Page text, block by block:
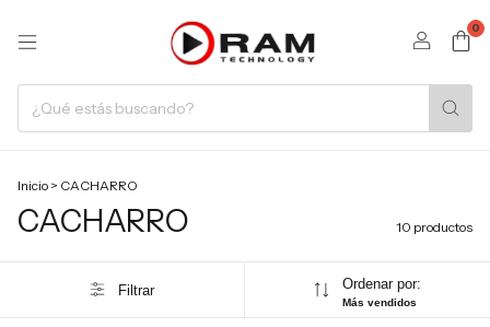
0
Inicio > CACHARRO
CACHARRO 10 productos
Filtrar Ordenar por:
Más vendidos